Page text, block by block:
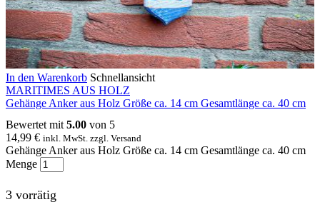
In den Warenkorb Schnellansicht
MARITIMES AUS HOLZ
Gehänge Anker aus Holz Größe ca. 14 cm Gesamtlänge ca. 40 cm
Bewertet mit 5.00 von 5
14,99 € inkl. MwSt. zzgl. Versand
Gehänge Anker aus Holz Größe ca. 14 cm Gesamtlänge ca. 40 cm
Menge
3 vorrätig